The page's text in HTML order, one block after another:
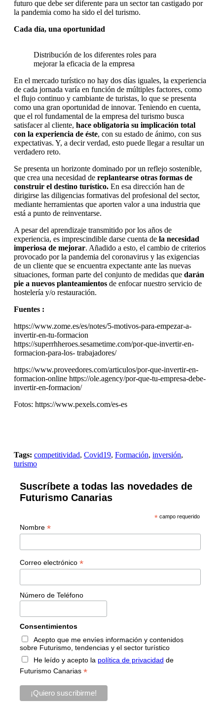
futuro que debe ser diferente para un sector tan castigado por
la pandemia como ha sido el del turismo.
Cada día, una oportunidad
Distribución de los diferentes roles para
mejorar la eficacia de la empresa
En el mercado turístico no hay dos días iguales, la experiencia
de cada jornada varía en función de múltiples factores, como
el flujo continuo y cambiante de turistas, lo que se presenta
como una gran oportunidad de innovar. Teniendo en cuenta,
que el rol fundamental de la empresa del turismo busca
satisfacer al cliente, hace obligatoria su implicación total
con la experiencia de éste, con su estado de ánimo, con sus
expectativas. Y, a decir verdad, esto puede llegar a resultar un
verdadero reto.
Se presenta un horizonte dominado por un reflejo sostenible,
que crea una necesidad de replantearse otras formas de
construir el destino turístico. En esa dirección han de
dirigirse las diligencias formativas del profesional del sector,
mediante herramientas que aporten valor a una industria que
está a punto de reinventarse.
A pesar del aprendizaje transmitido por los años de
experiencia, es imprescindible darse cuenta de la necesidad
imperiosa de mejorar. Añadido a esto, el cambio de criterios
provocado por la pandemia del coronavirus y las exigencias
de un cliente que se encuentra expectante ante las nuevas
situaciones, forman parte del conjunto de medidas que darán
pie a nuevos planteamientos de enfocar nuestro servicio de
hostelería y/o restauración.
Fuentes :
https://www.zome.es/es/notes/5-motivos-para-empezar-a-
invertir-en-tu-formacion
https://superrhheroes.sesametime.com/por-que-invertir-en-
formacion-para-los- trabajadores/
https://www.proveedores.com/articulos/por-que-invertir-en-
formacion-online https://ole.agency/por-que-tu-empresa-debe-
invertir-en-formacion/
Fotos: https://www.pexels.com/es-es
Tags: competitividad, Covid19, Formación, inversión,
turismo
Suscríbete a todas las novedades de
Futurismo Canarias
*campo requerido
Nombre *
Correo electrónico *
Número de Teléfono
Consentimientos
Acepto que me envíes información y contenidos
sobre Futurismo, tendencias y el sector turístico
He leído y acepto la política de privacidad de
Futurismo Canarias *